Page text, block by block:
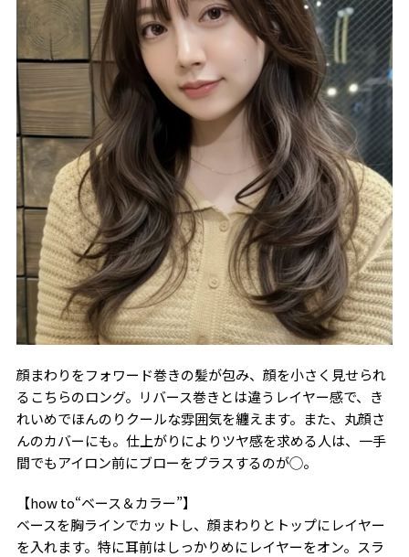
顔まわりをフォワード巻きの髪が包み、顔を小さく見せられ
るこちらのロング。リバース巻きとは違うレイヤー感で、き
れいめでほんのりクールな雰囲気を纏えます。また、丸顔さ
んのカバーにも。仕上がりによりツヤ感を求める人は、一手
間でもアイロン前にブローをプラスするのが◯。
【how to“ベース＆カラー”】
ベースを胸ラインでカットし、顔まわりとトップにレイヤー
を入れます。特に耳前はしっかりめにレイヤーをオン。スラ